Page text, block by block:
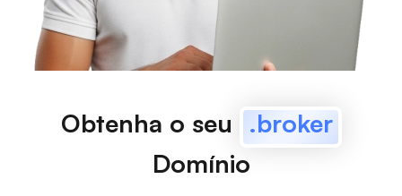
Obtenha o seu
.broker
Domínio